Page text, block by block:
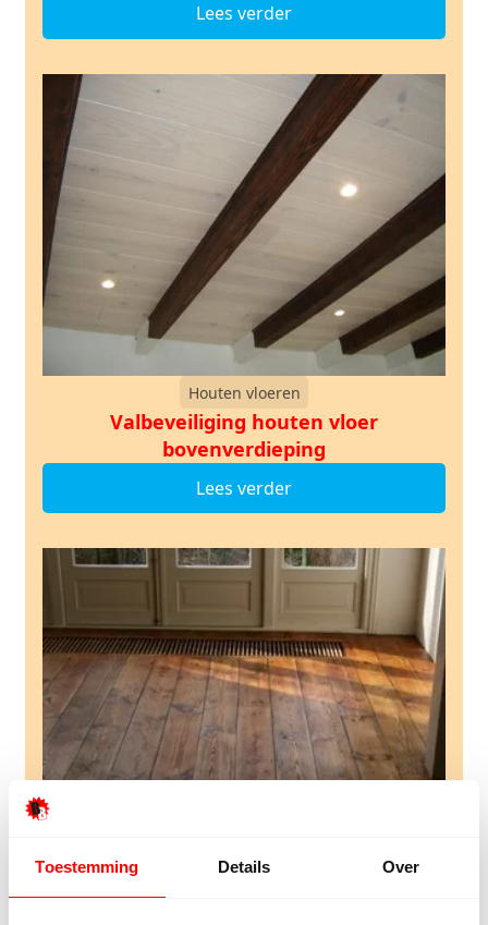
Toestemming Details Over
Lees verder
Houten vloeren
Valbeveiliging houten vloer
bovenverdieping
Lees verder
Antieke schoolvloer